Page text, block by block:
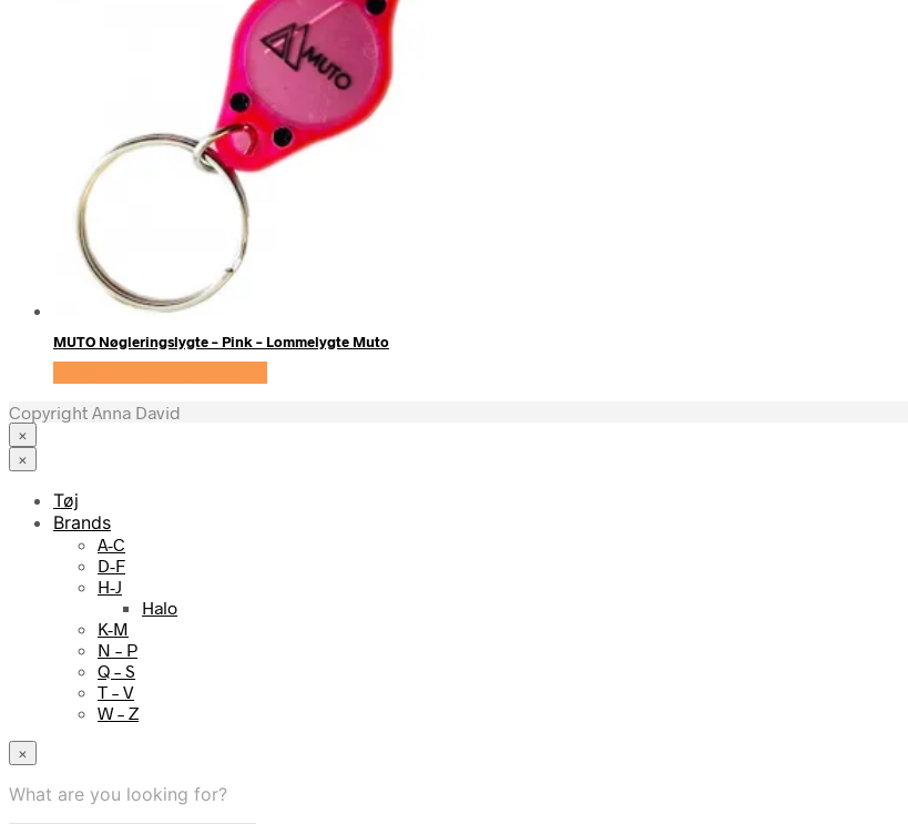
MUTO Nøgleringslygte – Pink – Lommelygte Muto
Copyright Anna David
×
×
Tøj
Brands
A-C
D-F
H-J
Halo
K-M
N – P
Q – S
T – V
W – Z
×
What are you looking for?